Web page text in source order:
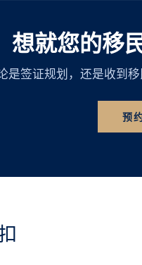
想就您的移
是签证规划，还是收到
预